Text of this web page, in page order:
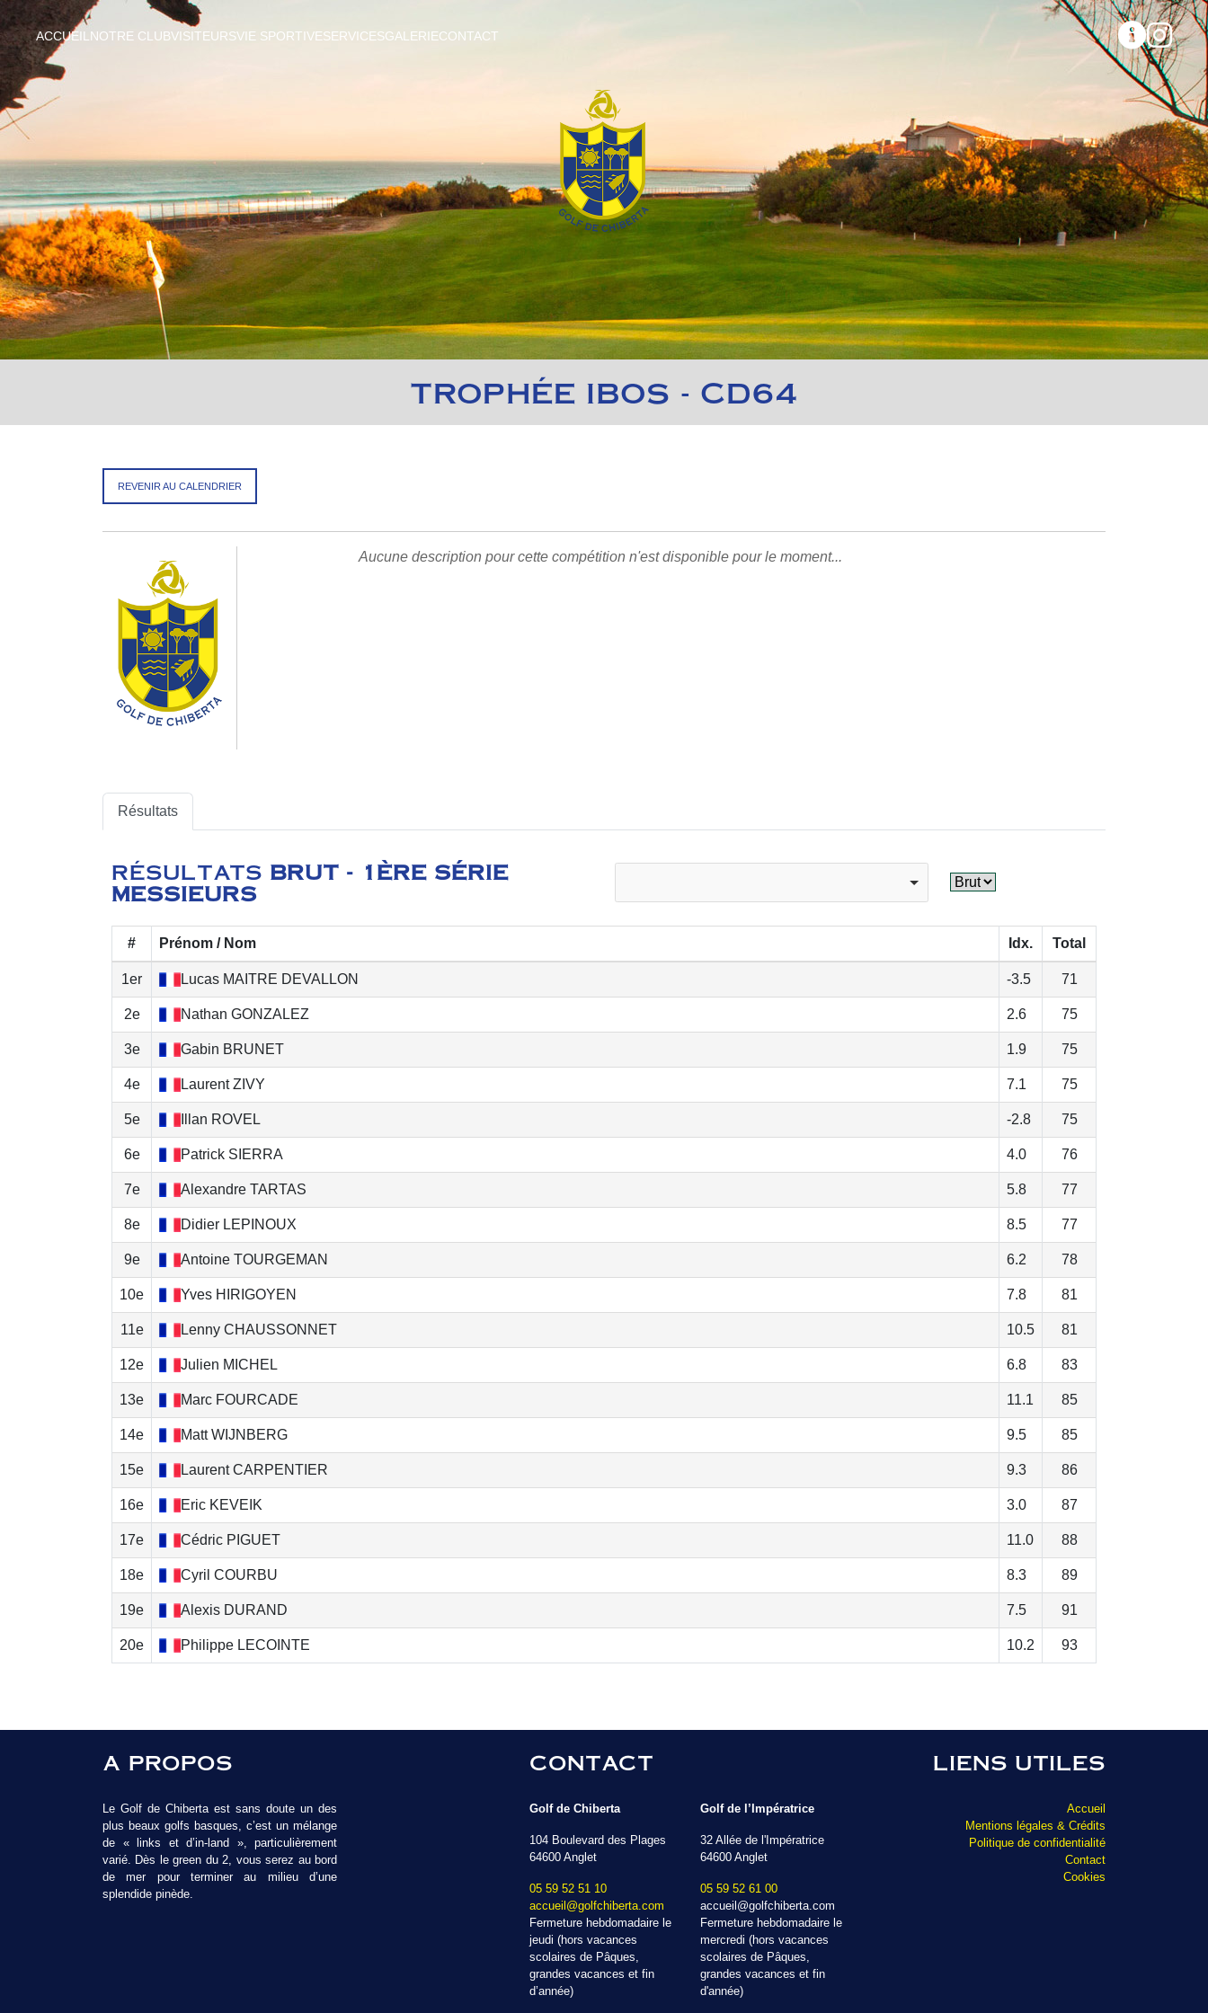
ACCUEIL NOTRE CLUBVISITEURSVIE SPORTIVESERVICESGALERIECONTACT
TROPHÉE IBOS - CD64
REVENIR AU CALENDRIER
Aucune description pour cette compétition n'est disponible pour le moment...
Résultats
RÉSULTATS BRUT - 1ÈRE SÉRIE
MESSIEURS
# Prénom / Nom Idx. Total
1er Lucas MAITRE DEVALLON -3.5 71
2e Nathan GONZALEZ 2.6 75
3e Gabin BRUNET 1.9 75
4e Laurent ZIVY 7.1 75
5e Illan ROVEL -2.8 75
6e Patrick SIERRA 4.0 76
7e Alexandre TARTAS 5.8 77
8e Didier LEPINOUX 8.5 77
9e Antoine TOURGEMAN 6.2 78
10e Yves HIRIGOYEN 7.8 81
11e Lenny CHAUSSONNET 10.5 81
12e Julien MICHEL 6.8 83
13e Marc FOURCADE 11.1 85
14e Matt WIJNBERG 9.5 85
15e Laurent CARPENTIER 9.3 86
16e Eric KEVEIK 3.0 87
17e Cédric PIGUET 11.0 88
18e Cyril COURBU 8.3 89
19e Alexis DURAND 7.5 91
20e Philippe LECOINTE 10.2 93
A PROPOS
Le Golf de Chiberta est sans doute un des
plus beaux golfs basques, c’est un mélange
de « links et d’in-land », particulièrement
varié. Dès le green du 2, vous serez au bord
de mer pour terminer au milieu d’une
splendide pinède.
CONTACT
Golf de Chiberta
104 Boulevard des Plages
64600 Anglet
05 59 52 51 10
accueil@golfchiberta.com
Fermeture hebdomadaire le
jeudi (hors vacances
scolaires de Pâques,
grandes vacances et fin
d’année)
Golf de l’Impératrice
32 Allée de l'Impératrice
64600 Anglet
05 59 52 61 00
accueil@golfchiberta.com
Fermeture hebdomadaire le
mercredi (hors vacances
scolaires de Pâques,
grandes vacances et fin
d'année)
LIENS UTILES
Accueil
Mentions légales & Crédits
Politique de confidentialité
Contact
Cookies